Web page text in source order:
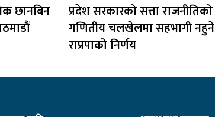
छानबिन
प्रदेश सरकारको सत्ता राजनीतिको
गणितीय चलखेलमा सहभागी नहुने
राप्रपाको निर्णय